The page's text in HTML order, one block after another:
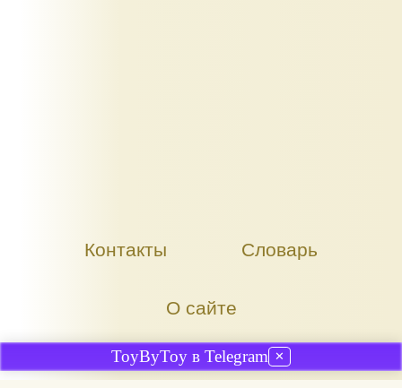
Контакты Словарь
О сайте
ToyByToy в Telegram ✕